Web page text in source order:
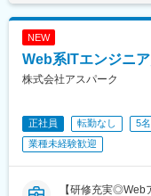
駅、油田駅、五井
羽駅、峰駅、陸前
岡本駅(栃木県)、
駅、松江駅、伊賀
ぽろ駅、青葉通一
前駅(長野県)、新
崎町駅、オークス
神戸三宮駅(阪神)
NEW
Web系ITエンジニ
株式会社アスパーク
正社員 転勤なし 5
業種未経験歓迎
【研修充実◎Web